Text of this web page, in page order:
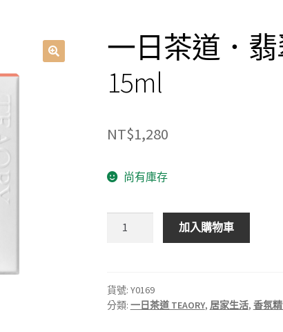
一日茶道．
15ml
NT$1,280
尚有庫存
翡
翠
加入購物車
貨號: Y0169
分類: 一日茶道 TEAORY, 居家生活, 香氛